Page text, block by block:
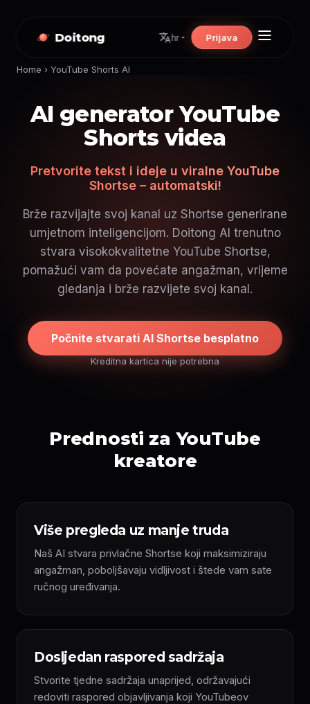
Doitong hr Prijava
Home › YouTube Shorts AI
AI generator YouTube
Shorts videa
Pretvorite tekst i ideje u viralne YouTube
Shortse – automatski!
Brže razvijajte svoj kanal uz Shortse generirane
umjetnom inteligencijom. Doitong AI trenutno
stvara visokokvalitetne YouTube Shortse,
pomažući vam da povećate angažman, vrijeme
gledanja i brže razvijete svoj kanal.
Počnite stvarati AI Shortse besplatno
Kreditna kartica nije potrebna
Prednosti za YouTube
kreatore
Više pregleda uz manje truda
Naš AI stvara privlačne Shortse koji maksimiziraju
angažman, poboljšavaju vidljivost i štede vam sate
ručnog uređivanja.
Dosljedan raspored sadržaja
Stvorite tjedne sadržaja unaprijed, održavajući
redoviti raspored objavljivanja koji YouTubeov